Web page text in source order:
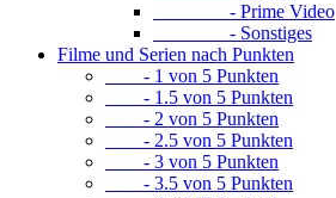
- Prime Video
- Sonstiges
Filme und Serien nach Punkten
- 1 von 5 Punkten
- 1.5 von 5 Punkten
- 2 von 5 Punkten
- 2.5 von 5 Punkten
- 3 von 5 Punkten
- 3.5 von 5 Punkten